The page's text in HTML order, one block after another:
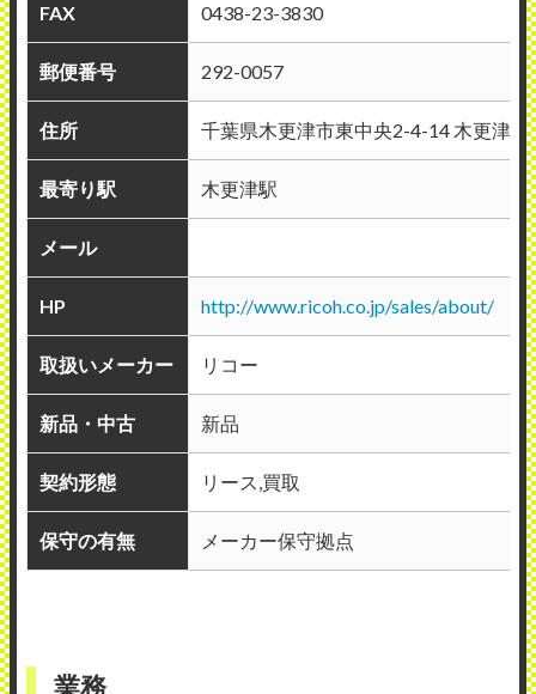
FAX 0438-23-3830
郵便番号 292-0057
住所 千葉県木更津市東中央2-4-14 木更津東
最寄り駅 木更津駅
メール
HP http://www.ricoh.co.jp/sales/about/
取扱いメーカー リコー
新品・中古 新品
契約形態 リース,買取
保守の有無 メーカー保守拠点
業務